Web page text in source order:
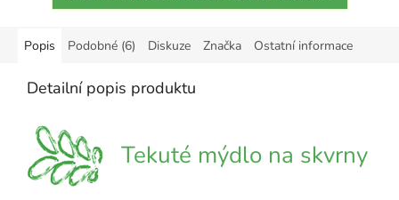
Popis Podobné (6) Diskuze Značka Ostatní informace
Detailní popis produktu
Tekuté mýdlo na skvrny